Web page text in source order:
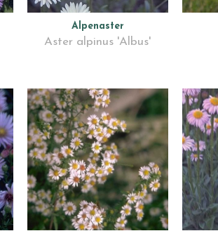
Alpenaster
Aster alpinus 'Albus'